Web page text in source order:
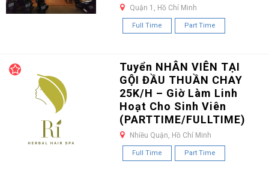
Quận 1, Hồ Chí Minh
Full Time Part Time
Tuyển NHÂN VIÊN TẠI
GỘI ĐẦU THUẦN CHAY
25K/H – Giờ Làm Linh
Hoạt Cho Sinh Viên
(PARTTIME/FULLTIME)
Nhiều Quận, Hồ Chí Minh
Full Time Part Time